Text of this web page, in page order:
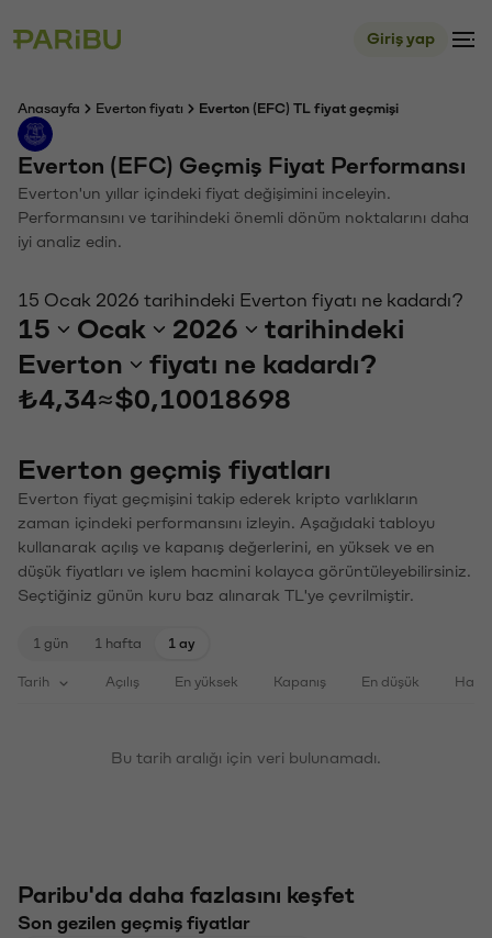
Giriş yap
Anasayfa Everton fiyatı Everton (EFC) TL fiyat geçmişi
Everton (EFC) Geçmiş Fiyat Performansı
Everton'un yıllar içindeki fiyat değişimini inceleyin.
Performansını ve tarihindeki önemli dönüm noktalarını daha
iyi analiz edin.
15 Ocak 2026 tarihindeki Everton fiyatı ne kadardı?
15 Ocak 2026
tarihindeki
Everton
fiyatı ne kadardı?
₺4,34≈$0,10018698
Everton geçmiş fiyatları
Everton fiyat geçmişini takip ederek kripto varlıkların
zaman içindeki performansını izleyin. Aşağıdaki tabloyu
kullanarak açılış ve kapanış değerlerini, en yüksek ve en
düşük fiyatları ve işlem hacmini kolayca görüntüleyebilirsiniz.
Seçtiğiniz günün kuru baz alınarak TL'ye çevrilmiştir.
1 gün 1 hafta 1 ay
Tarih Açılış En yüksek Kapanış En düşük
Bu tarih aralığı için veri bulunamadı.
Paribu'da daha fazlasını keşfet
Son gezilen geçmiş fiyatlar